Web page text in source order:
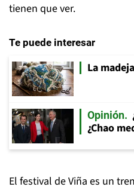
tienen que ver.
Te puede interesar
La
Opinión
¿Chao
El festival de Viña es un